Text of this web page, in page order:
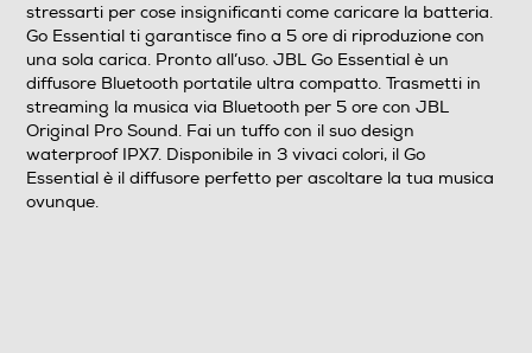
Altre funzioni
Rich Original JBL Pro Sound JBL Rich Original Pro
Sound ti regala un audio sorprendentemente intenso e
dei bassi vigorosi, con le dimensioni ultracompatte di Go
Essential. Classificazione waterproof IPX7 In piscina. Al
parco. JBL Go Essential è certificato waterproof IPX7
per portarlo ovunque vuoi. Streaming Wireless
stressarti per cose insignificanti come caricare la batteria.
Go Essential ti garantisce fino a 5 ore di riproduzione con
una sola carica. Pronto all’uso. JBL Go Essential è un
diffusore Bluetooth portatile ultra compatto. Trasmetti in
streaming la musica via Bluetooth per 5 ore con JBL
Original Pro Sound. Fai un tuffo con il suo design
waterproof IPX7. Disponibile in 3 vivaci colori, il Go
Essential è il diffusore perfetto per ascoltare la tua musica
ovunque.